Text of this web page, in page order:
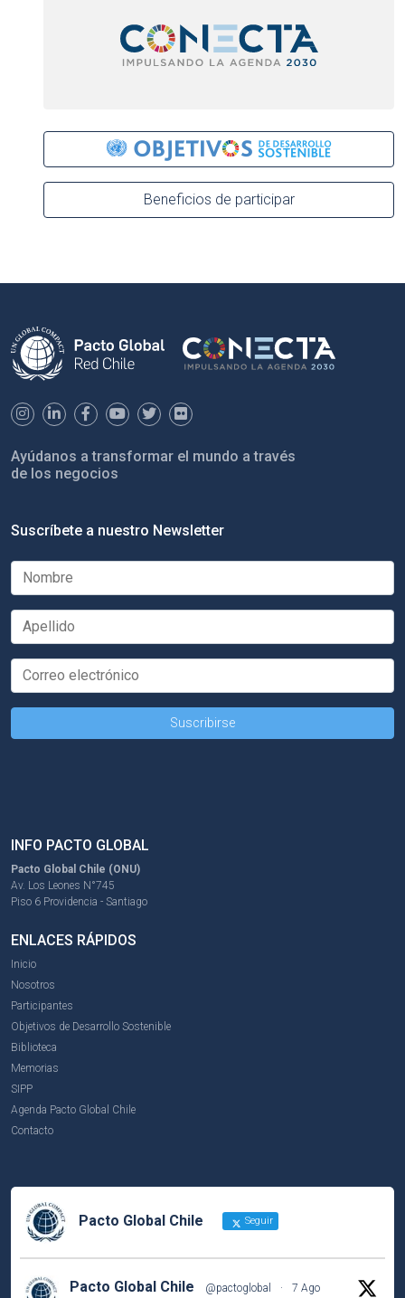
Beneficios de participar
Ayúdanos a transformar el mundo a través
de los negocios
Suscríbete a nuestro Newsletter
INFO PACTO GLOBAL
Pacto Global Chile (ONU)
Av. Los Leones N°745
Piso 6 Providencia - Santiago
ENLACES RÁPIDOS
Inicio
Nosotros
Participantes
Objetivos de Desarrollo Sostenible
Biblioteca
Memorias
SIPP
Agenda Pacto Global Chile
Contacto
Pacto Global Chile Seguir
Pacto Global Chile @pactoglobal · 7 Ago